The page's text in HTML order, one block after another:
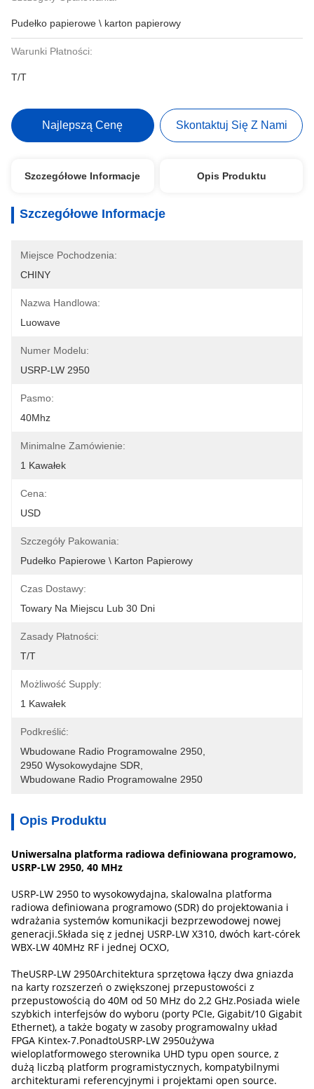
Pudełko papierowe \ karton papierowy
Warunki Płatności:
T/T
Najlepszą Cenę Skontaktuj Się Z Nami
Szczegółowe Informacje Opis Produktu
Szczegółowe Informacje
Miejsce Pochodzenia:
CHINY
Nazwa Handlowa:
Luowave
Numer Modelu:
USRP-LW 2950
Pasmo:
40Mhz
Minimalne Zamówienie:
1 Kawałek
Cena:
USD
Szczegóły Pakowania:
Pudełko Papierowe \ Karton Papierowy
Czas Dostawy:
Towary Na Miejscu Lub 30 Dni
Zasady Płatności:
T/T
Możliwość Supply:
1 Kawałek
Podkreślić:
Wbudowane Radio Programowalne 2950
2950 Wysokowydajne SDR
Wbudowane Radio Programowalne 2950
Opis Produktu
Uniwersalna platforma radiowa definiowana programowo,
USRP-LW 2950, ​​40 MHz
USRP-LW 2950 to wysokowydajna, skalowalna platforma
radiowa definiowana programowo (SDR) do projektowania i
wdrażania systemów komunikacji bezprzewodowej nowej
generacji.Składa się z jednej USRP-LW X310, dwóch kart-córek
WBX-LW 40MHz RF i jednej OCXO,
TheUSRP-LW 2950Architektura sprzętowa łączy dwa gniazda
na karty rozszerzeń o zwiększonej przepustowości z
przepustowością do 40M od 50 MHz do 2,2 GHz.Posiada wiele
szybkich interfejsów do wyboru (porty PCIe, Gigabit/10 Gigabit
Ethernet), a także bogaty w zasoby programowalny układ
FPGA Kintex-7.PonadtoUSRP-LW 2950używa
wieloplatformowego sterownika UHD typu open source, z
dużą liczbą platform programistycznych, kompatybilnymi
architekturami referencyjnymi i projektami open source.